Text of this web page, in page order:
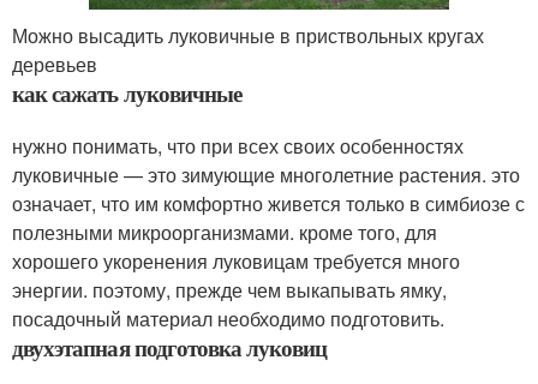
Можно высадить луковичные в приствольных кругах
деревьев
как сажать луковичные
нужно понимать, что при всех своих особенностях
луковичные — это зимующие многолетние растения. это
означает, что им комфортно живется только в симбиозе с
полезными микроорганизмами. кроме того, для
хорошего укоренения луковицам требуется много
энергии. поэтому, прежде чем выкапывать ямку,
посадочный материал необходимо подготовить.
двухэтапная подготовка луковиц